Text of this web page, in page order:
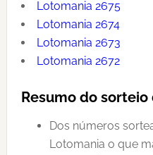
Lotomania 2675
Lotomania 2674
Lotomania 2673
Lotomania 2672
Resumo do
Dos números
Lotomania o que